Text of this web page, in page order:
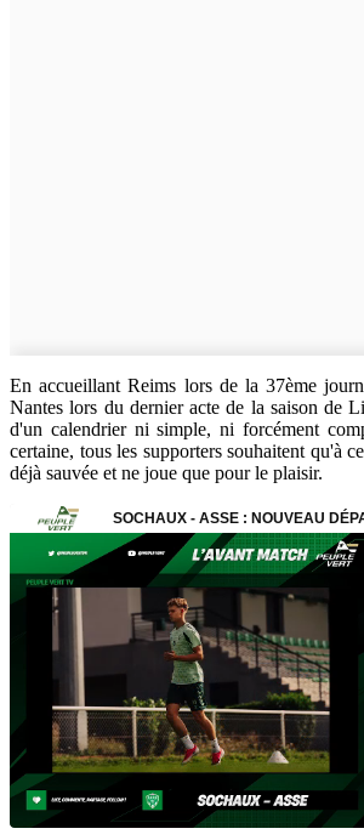
En accueillant Reims lors de la 37ème
Nantes lors du dernier acte de la saison de
d'un calendrier ni simple, ni forcément
certaine, tous les supporters souhaitent qu'à
déjà sauvée et ne joue que pour le plaisir.